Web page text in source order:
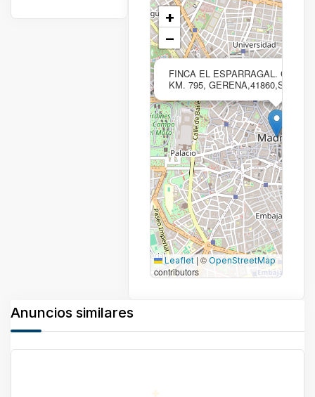
FINCA EL ESPARRAGAL. CRTA.
KM. 795, GERENA,41860,Sevilla
+
−
Leaflet |©OpenStreetMap
contributors
Anuncios similares